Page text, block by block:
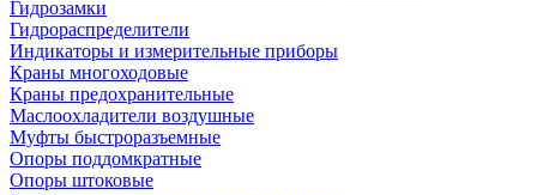
Гидрозамки
Гидрораспределители
Индикаторы и измерительные приборы
Краны многоходовые
Краны предохранительные
Маслоохладители воздушные
Муфты быстроразъемные
Опоры поддомкратные
Опоры штоковые